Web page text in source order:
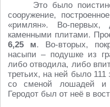
Это было
сооружение,
«римлян». Во-
каменными плитами.
6,25 м. Во-вторых,
насыпи – подушке из
либо отводила, либо
третьих, на ней было 111
со сменой лошадей и
Геродот был от неё в